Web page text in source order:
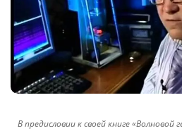
В предисловии к своей книге «Волновой